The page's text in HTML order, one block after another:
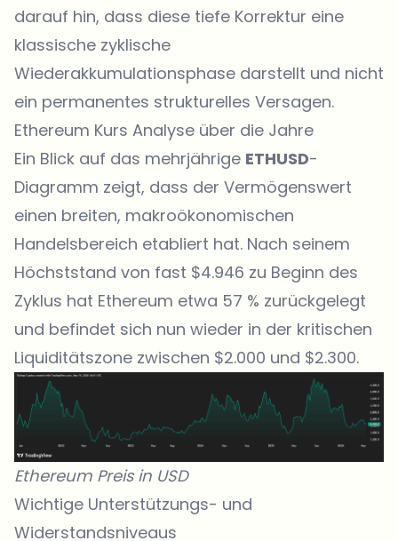
darauf hin, dass diese tiefe Korrektur eine
klassische zyklische
Wiederakkumulationsphase darstellt und nicht
ein permanentes strukturelles Versagen.
Ethereum Kurs Analyse über die Jahre
Ein Blick auf das mehrjährige ETHUSD-
Diagramm zeigt, dass der Vermögenswert
einen breiten, makroökonomischen
Handelsbereich etabliert hat. Nach seinem
Höchststand von fast $4.946 zu Beginn des
Zyklus hat Ethereum etwa 57 % zurückgelegt
und befindet sich nun wieder in der kritischen
Liquiditätszone zwischen $2.000 und $2.300.
Ethereum Preis in USD
Wichtige Unterstützungs- und
Widerstandsniveaus